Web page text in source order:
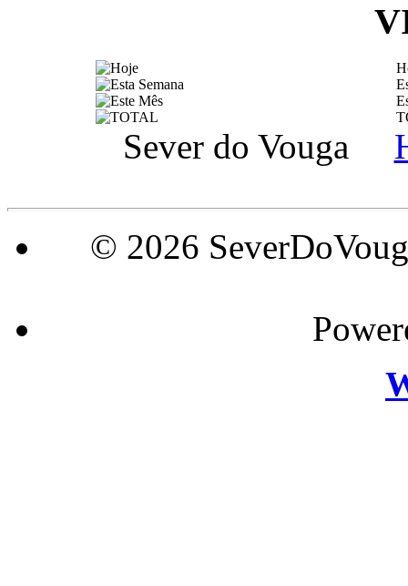
Sever do Vouga
© 2026